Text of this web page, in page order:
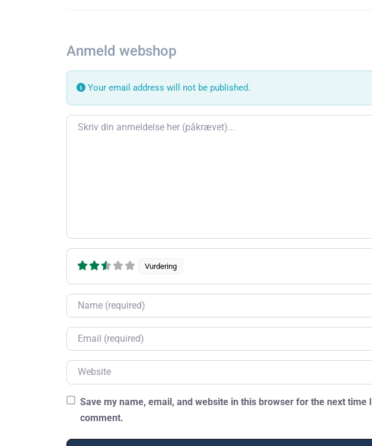
Anmeld webshop
Your email address will not be published.
Review text
Vurdering
Name
Email
Website
Save my name, email, and website in this browser for the next time I
comment.